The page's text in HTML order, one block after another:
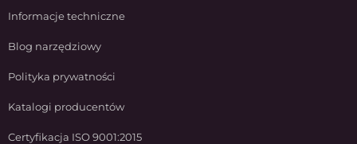
Informacje techniczne
Blog narzędziowy
Polityka prywatności
Katalogi producentów
Certyfikacja ISO 9001:2015